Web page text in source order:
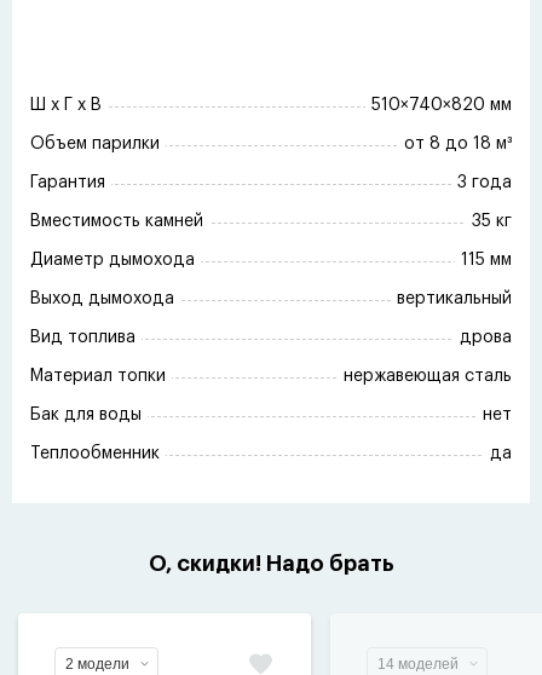
Ш x Г x В 510×740×820 мм
Объем парилки от 8 до 18 м³
Гарантия 3 года
Вместимость камней 35 кг
Диаметр дымохода 115 мм
Выход дымохода вертикальный
Вид топлива дрова
Материал топки нержавеющая сталь
Бак для воды нет
Теплообменник да
О, скидки! Надо брать
2 модели 14 моделей